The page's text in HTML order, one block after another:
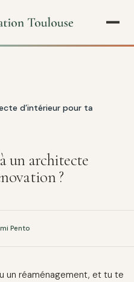
d’intérieur pour ta
un architecte
?
Pento
un réaménagement, et tu te